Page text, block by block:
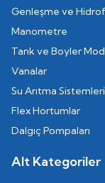
Genleşme ve
Manometre
Tank ve Boyler
Vanalar
Su Arıtma Sistemleri
Flex Hortumlar
Dalgıç Pompaları
Alt Kategoriler